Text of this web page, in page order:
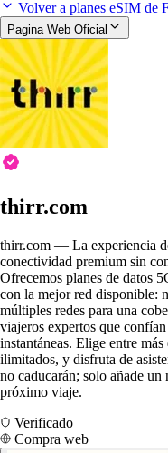
Volver a planes eSIM de
Pagina Web Oficial
thirr.com
thirr.com — La experiencia
conectividad premium sin
Ofrecemos planes de datos
con la mejor red disponible:
múltiples redes para una
viajeros expertos que
instantáneas. Elige entre
ilimitados, y disfruta de
no caducarán; solo añade un
próximo viaje.
Verificado
Compra web